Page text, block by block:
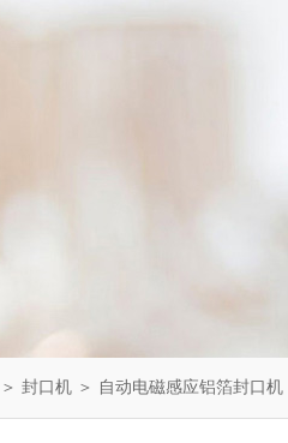
＞ 封口机 ＞ 自动电磁感应铝箔封口机